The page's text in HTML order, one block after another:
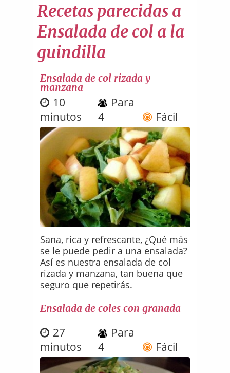
Recetas parecidas a
Ensalada de col a la
guindilla
Ensalada de col rizada y
manzana
10
minutos
Para
4
Fácil
Sana, rica y refrescante, ¿Qué más
se le puede pedir a una ensalada?
Así es nuestra ensalada de col
rizada y manzana, tan buena que
seguro que repetirás.
Ensalada de coles con granada
27
minutos
Para
4
Fácil